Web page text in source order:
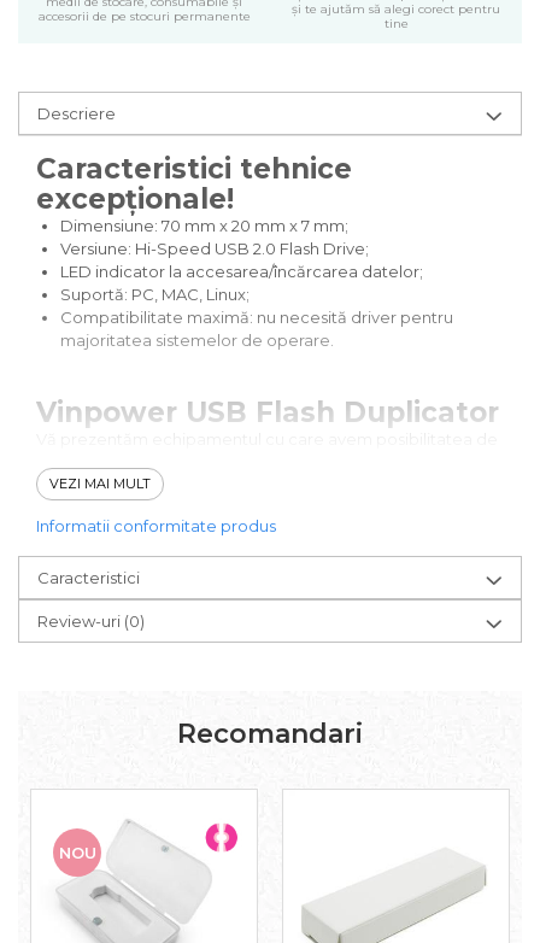
accesorii de pe stocuri permanente
și te ajutăm să alegi corect pentru
tine
Descriere
Caracteristici tehnice
excepționale!
Dimensiune: 70 mm x 20 mm x 7 mm;
Versiune: Hi-Speed USB 2.0 Flash Drive;
LED indicator la accesarea/încărcarea datelor;
Suportă: PC, MAC, Linux;
Compatibilitate maximă: nu necesită driver pentru
majoritatea sistemelor de operare.
Vinpower USB Flash Duplicator
- standalone, fără conectare la PC/laptop;
- funcționare sigură, fără erori.
Află mai mult cu un simplu CLICK!
VEZI MAI MULT
Informatii conformitate produs
Caracteristici
Review-uri (0)
Recomandari
NOU